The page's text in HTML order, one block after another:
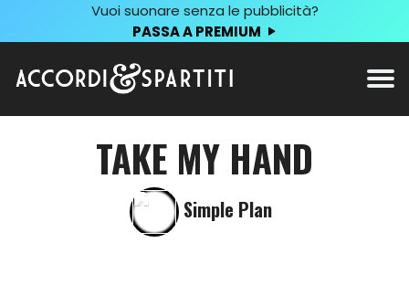
Vuoi suonare senza le pubblicità?
PASSA A PREMIUM
TAKE MY HAND
Simple Plan